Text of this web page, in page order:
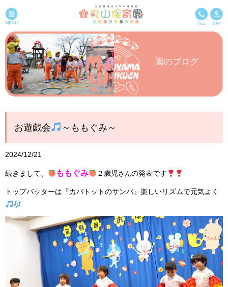
園のブログ
お遊戯会 ～ももぐみ～
2024/12/21
続きまして、 ももぐみ ２歳児さんの発表です
トップバッターは『カバトットのサンバ』楽しいリズムで元気よく